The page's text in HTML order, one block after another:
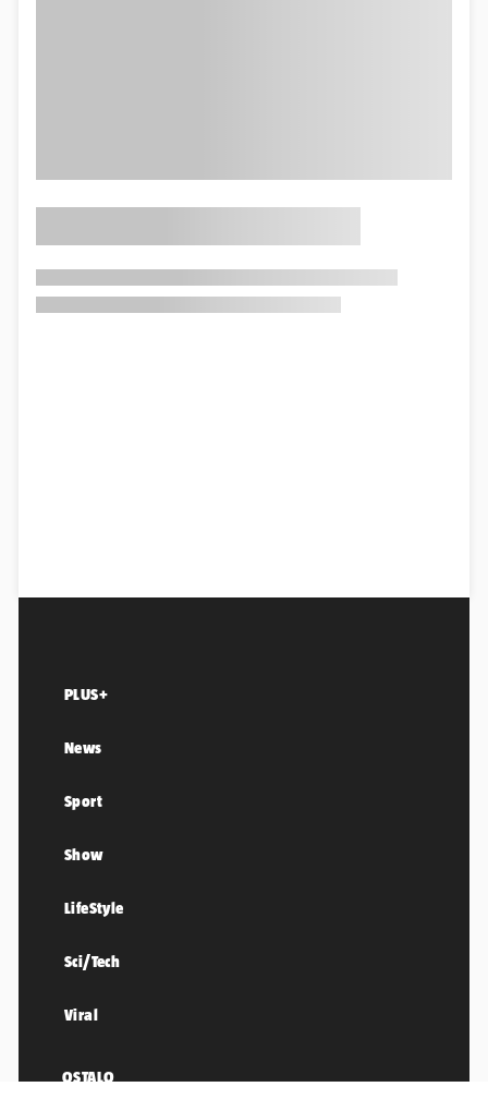
PLUS+
News
Sport
Show
LifeStyle
Sci/Tech
Viral
OSTALO